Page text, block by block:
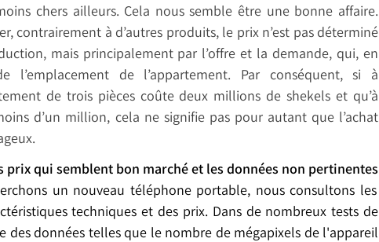
chers ailleurs. Cela nous semble être une bonne affaire.
contrairement à d’autres produits, le prix n’est pas déterminé
mais principalement par l’offre et la demande, qui, en
l’emplacement de l’appartement. Par conséquent, si à
de trois pièces coûte deux millions de shekels et qu’à
d’un million, cela ne signifie pas pour autant que l’achat
prix qui semblent bon marché et les données non pertinentes
un nouveau téléphone portable, nous consultons les
techniques et des prix. Dans de nombreux tests de
des données telles que le nombre de mégapixels de l'appareil